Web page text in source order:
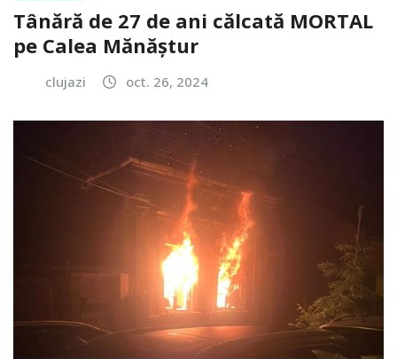
Tânără de 27 de ani călcată MORTAL
pe Calea Mănăștur
clujazi oct. 26, 2024